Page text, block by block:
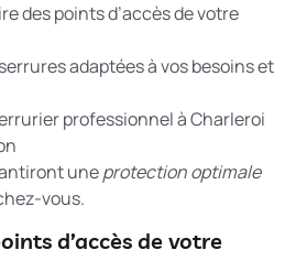
des points d’accès de votre
adaptées à vos besoins et
professionnel à Charleroi
uneprotection optimale
vous.
d’accès de votre